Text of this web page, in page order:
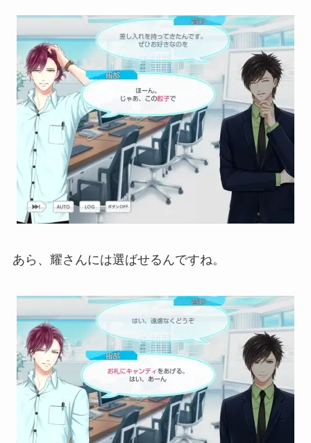
あら、耀さんには選ばせるんですね。